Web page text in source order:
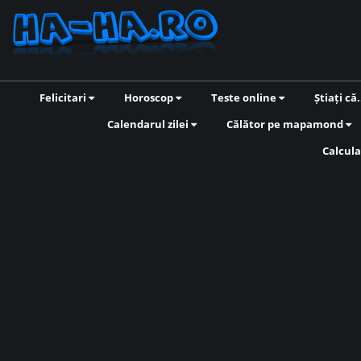
Felicitari Horoscop Teste online
Știați
Calendarul zilei
Călător pe mapamond